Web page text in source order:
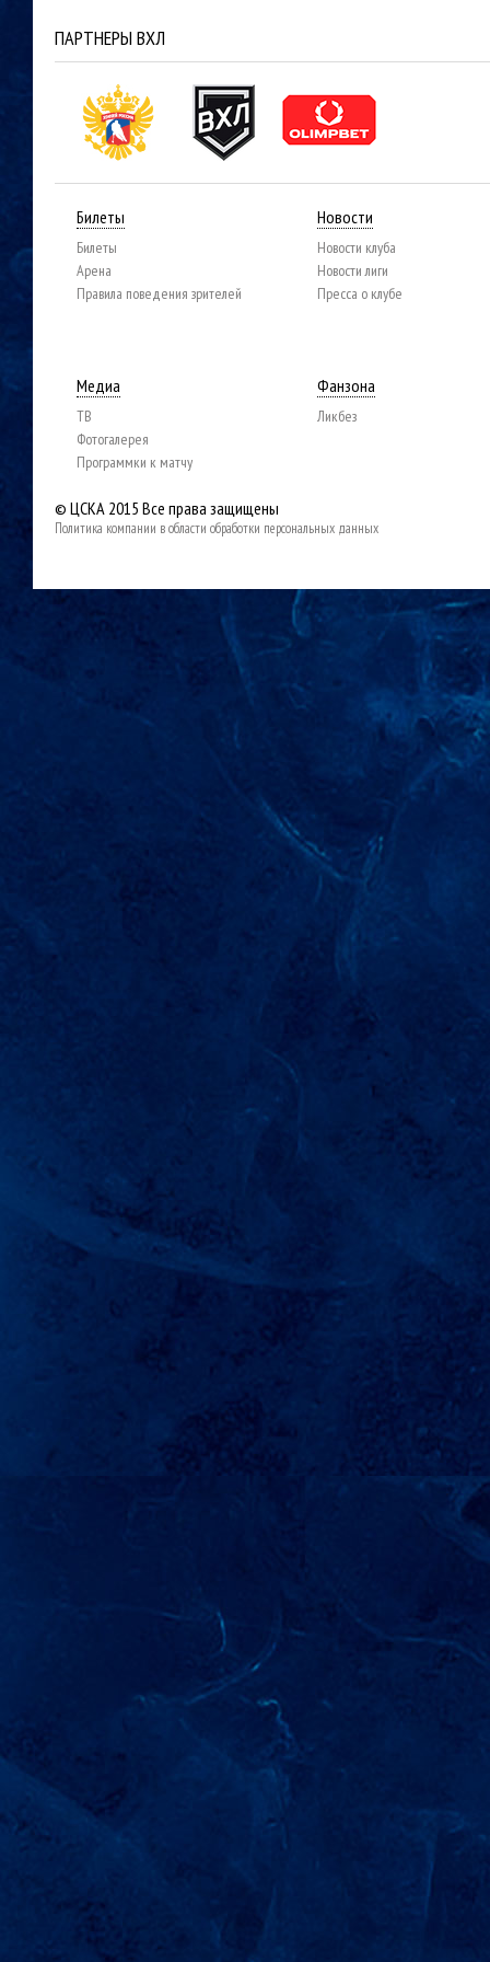
ПАРТНЕРЫ ВХЛ
Билеты
Билеты
Арена
Правила поведения зрителей
Новости
Новости клуба
Новости лиги
Пресса о клубе
Медиа
ТВ
Фотогалерея
Программки к матчу
Фанзона
Ликбез
© ЦСКА 2015 Все права защищены
Политика компании в области обработки персональных данных